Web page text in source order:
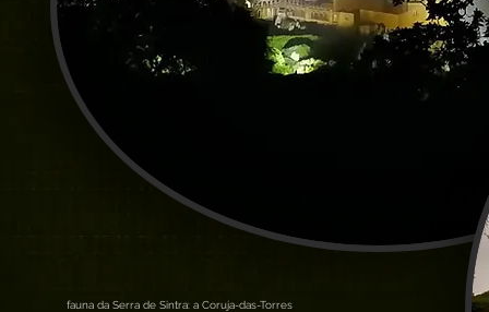
fauna da Serra de Sintra: a Coruja-das-Torres